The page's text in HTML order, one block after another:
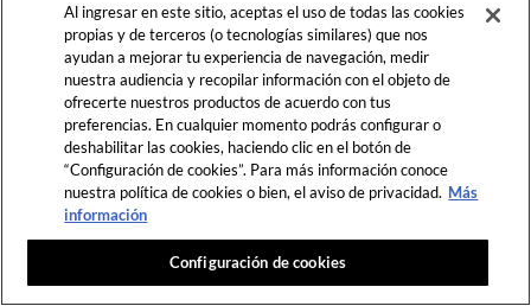
bonita. Prepara unamezcla de granolasegún los
gustos y preferencias de tus seres queridos y regálales
una exquisita granola para tomar con yogur por la
mañana.
Difunde el sabor, comparte esta
historia.
¡No te lo pierdas!Regístrate ahora para obtener
acceso ilimitado a las historias seleccionadas de
FDL.
ÚNETE AHORAoACCEDER
Al ingresar en este sitio, aceptas el uso de todas las cookies
propias y de terceros (o tecnologías similares) que nos
ayudan a mejorar tu experiencia de navegación, medir
nuestra audiencia y recopilar información con el objeto de
ofrecerte nuestros productos de acuerdo con tus
preferencias. En cualquier momento podrás configurar o
deshabilitar las cookies, haciendo clic en el botón de
“Configuración de cookies”. Para más información conoce
nuestra política de cookies o bien, el aviso de privacidad. Más
información
Configuración de cookies